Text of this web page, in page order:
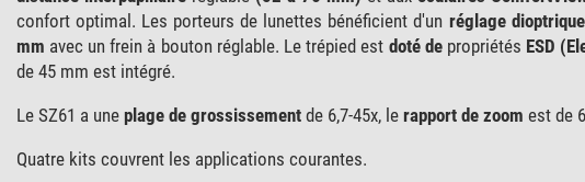
confort optimal. Les porteurs de lunettes bénéficient d'un réglage
mm avec un frein à bouton réglable. Le trépied est doté depropriétés ESD
de 45 mm est intégré.
Le SZ61 a une plage de grossissementde 6,7-45x, le rapport de zoom est de
Quatre kits couvrent les applications courantes.